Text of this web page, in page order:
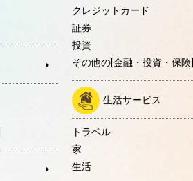
クレジットカード
証券
投資
その他の[金融・投資・保険]
生活サービス
トラベル
家
生活